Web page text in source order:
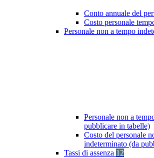
Conto annuale del
Costo personale
Personale non a tempo
Personale non a
pubblicare in tabelle)
Costo del personale
indeterminato (da
Tassi di assenza 12